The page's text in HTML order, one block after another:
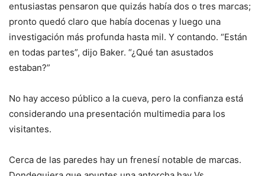
entusiastas pensaron que quizás había dos o tres marcas;
pronto quedó claro que había docenas y luego una
investigación más profunda hasta mil. Y contando. “Están
en todas partes”, dijo Baker. “¿Qué tan asustados
estaban?”
No hay acceso público a la cueva, pero la confianza está
considerando una presentación multimedia para los
visitantes.
Cerca de las paredes hay un frenesí notable de marcas.